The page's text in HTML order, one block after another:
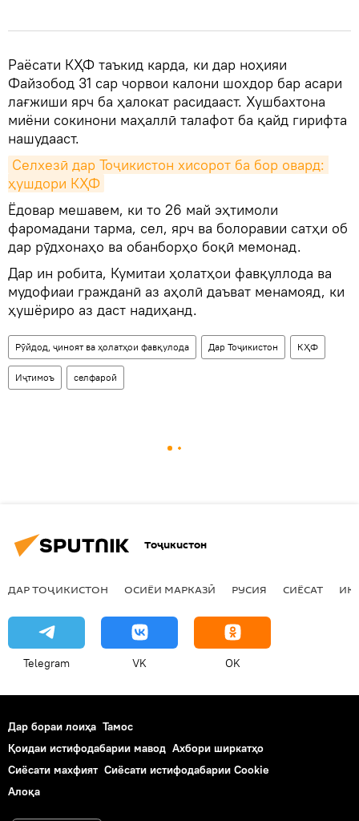
Раёсати КҲФ таъкид карда, ки дар ноҳияи
Файзобод 31 сар чорвои калони шохдор бар асари
лағжиши ярч ба ҳалокат расидааст. Хушбахтона
миёни сокинони маҳаллӣ талафот ба қайд гирифта
нашудааст.
Селхезӣ дар Тоҷикистон хисорот ба бор овард:
ҳушдори КҲФ
Ёдовар мешавем, ки то 26 май эҳтимоли
фаромадани тарма, сел, ярч ва болоравии сатҳи об
дар рӯдхонаҳо ва обанборҳо боқӣ мемонад.
Дар ин робита, Кумитаи ҳолатҳои фавқуллода ва
мудофиаи гражданӣ аз аҳолӣ даъват менамояд, ки
ҳушёриро аз даст надиҳанд.
Рӯйдод, ҷиноят ва ҳолатҳои фавқулода Дар Тоҷикистон КҲФ
Иҷтимоъ селфароӣ
Тоҷикистон
ДАР ТОҶИКИСТОН ОСИЁИ МАРКАЗӢ РУСИЯ СИЁСАТ
Telegram VK OK
Дар бораи лоиҳа Тамос
Қоидаи истифодабарии мавод Ахбори ширкатҳо
Сиёсати махфият Сиёсати истифодабарии Cookie
Алоқа